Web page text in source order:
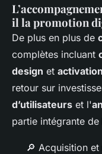
il la promotion
De plus en plus de
complètes incluant
design et
retour sur
d’utilisateurs et l'
partie intégrante de
🔎 Acquisition